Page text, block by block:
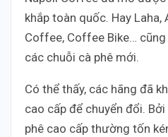
khắp toàn quốc. Hay Laha,
Coffee, Coffee Bike…
các chuỗi cà phê mới.
Có thể thấy, các hãng đã
cao cấp để chuyển đổi.
phê cao cấp thường tốn